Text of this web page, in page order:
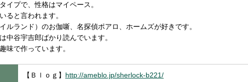
イプで、性格はマイペース。
ると言われます。
ルランド）のお伽噺、名探偵ポアロ、ホームズが好きです。
中谷宇吉郎ばかり読んでいます。
味で作っています。
【Ｂｌｏｇ】 http://ameblo.jp/sherlock-b221/